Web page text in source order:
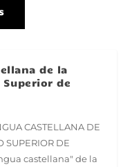
de la
Superior de
CASTELLANA DE
SUPERIOR DE
castellana" de la